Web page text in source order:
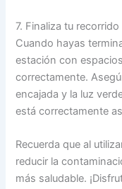
7. Finaliza tu recorrido
Cuando hayas
estación con
correctamente.
encajada y la luz
está correctamente
Recuerda que al
reducir la
más saludable.